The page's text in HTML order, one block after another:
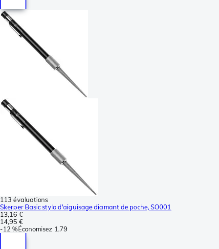
113 évaluations
Skerper Basic stylo d'aiguisage diamant de poche, SO001
13,16 €
14,95 €
-12 %Économisez 1,79